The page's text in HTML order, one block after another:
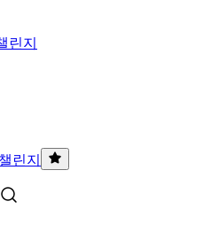
린지
린지